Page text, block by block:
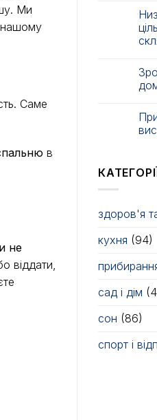
Ми
нашому
Саме
в
не
віддати,
здоров'я
кухня (94)
сад і дім
сон (86)
спорт і